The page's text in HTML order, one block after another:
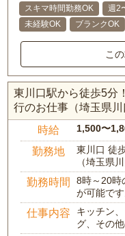
スキマ時間勤務OK 週2
未経験OK
ブランクOK
こ
東川口駅から徒歩5分
行のお仕事（埼玉県川
時給 1,500〜
勤務地
東川口 徒
（埼玉県
勤務時間
8時～20時
が可能で
仕事内容
キッチン
グ、その